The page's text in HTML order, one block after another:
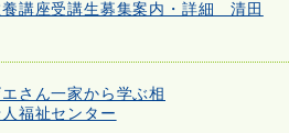
講座受講生募集案内・詳細 清田
さん一家から学ぶ相
センター